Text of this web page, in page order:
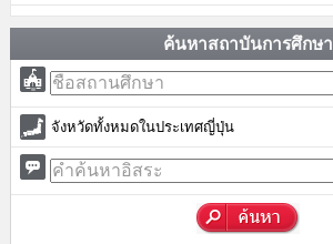
ค้นหาสถาบันการศึกษา
จังหวัดทั้งหมดในประเทศญี่ปุ่น